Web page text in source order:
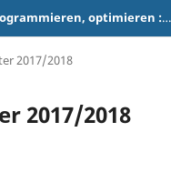
LEGO-Praktikum. Entwickeln, programmieren, optimieren : Berichte der Studierenden zum Projektseminar Elektrotechnik/Informationstechnik
2017/2018
2017/2018